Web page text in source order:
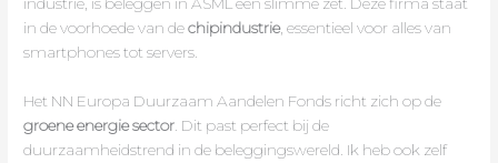
in de voorhoede van dechipindustrie, essentieel voor alles van
smartphones tot servers.
Het NN Europa Duurzaam Aandelen Fonds richt zich op de
groene energie sector . Dit past perfect bij de
duurzaamheidstrend in de beleggingswereld. Ik heb ook zelf